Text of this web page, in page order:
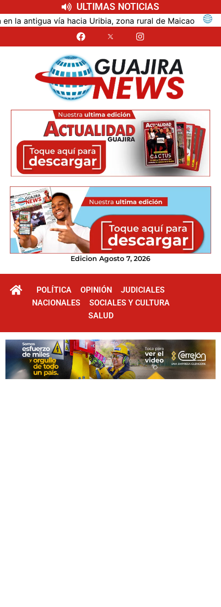
ULTIMAS NOTICIAS
vía hacia Uribia, zona rural de Maicao
Edicion Agosto 7, 2026
POLÍTICA OPINIÓN
JUDICIALES
NACIONALES
SOCIALES Y CULTURA
SALUD